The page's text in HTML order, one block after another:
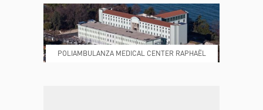
DONA ORA MAGAZINE
POLIAMBULANZA MEDICAL CENTER RAPHAËL